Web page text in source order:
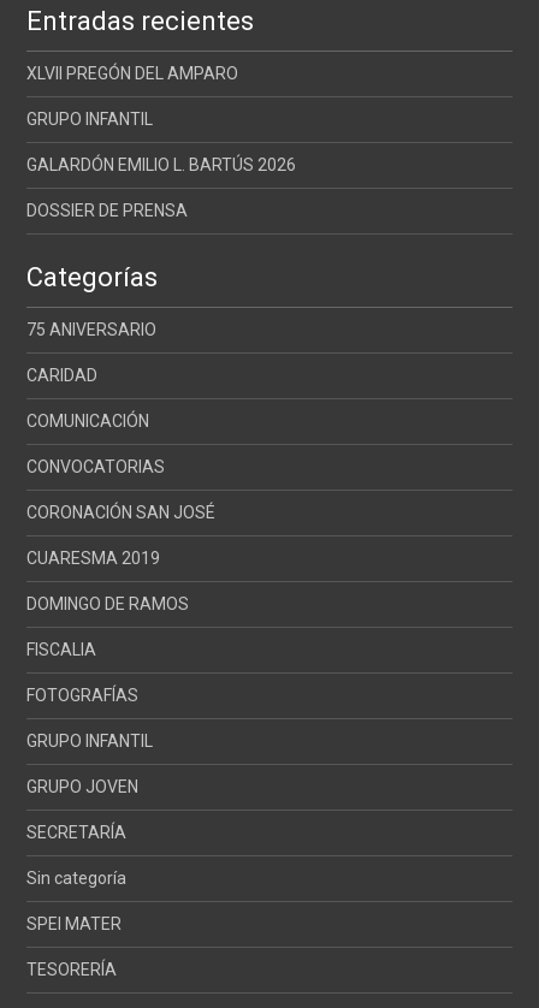
Entradas recientes
XLVII PREGÓN DEL AMPARO
GRUPO INFANTIL
GALARDÓN EMILIO L. BARTÚS 2026
DOSSIER DE PRENSA
Categorías
75 ANIVERSARIO
CARIDAD
COMUNICACIÓN
CONVOCATORIAS
CORONACIÓN SAN JOSÉ
CUARESMA 2019
DOMINGO DE RAMOS
FISCALIA
FOTOGRAFÍAS
GRUPO INFANTIL
GRUPO JOVEN
SECRETARÍA
Sin categoría
SPEI MATER
TESORERÍA